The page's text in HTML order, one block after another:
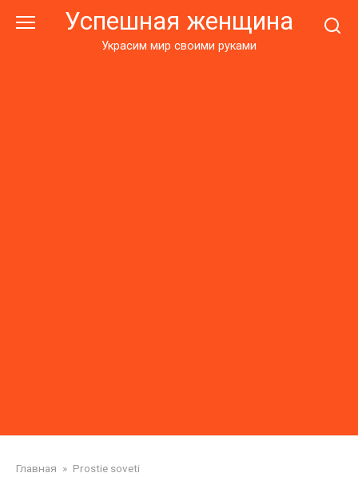
Успешная женщина
Украсим мир своими руками
Главная » Prostie soveti